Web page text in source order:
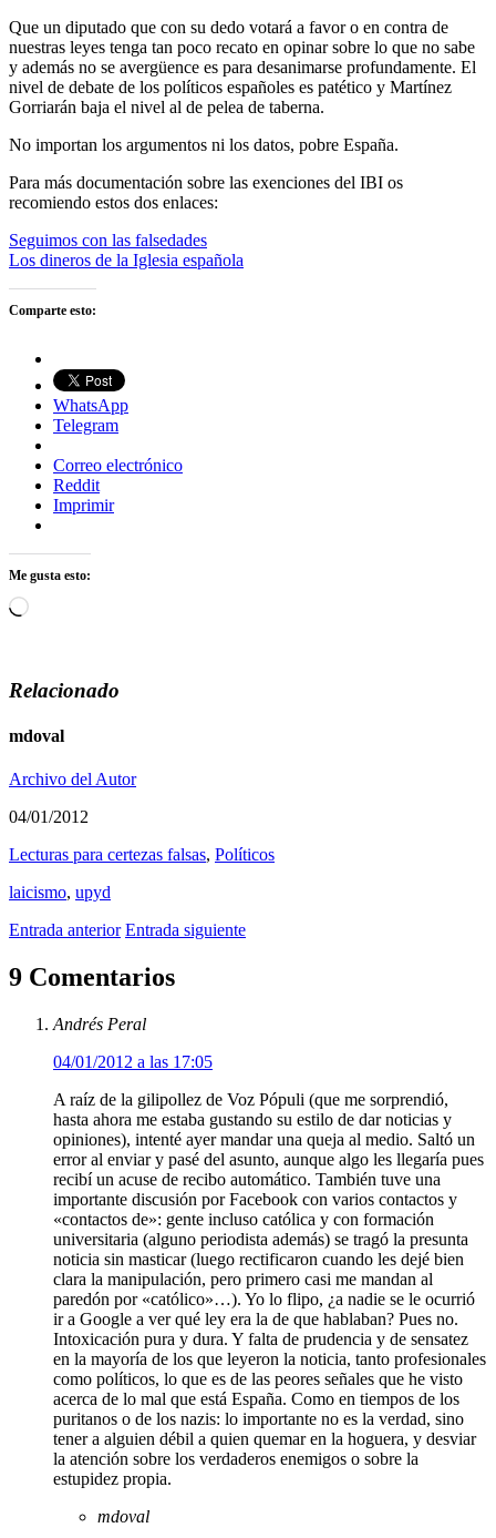
Que un diputado que con su dedo votará a favor o en contra de
nuestras leyes tenga tan poco recato en opinar sobre lo que no sabe
y además no se avergüence es para desanimarse profundamente. El
nivel de debate de los políticos españoles es patético y Martínez
Gorriarán baja el nivel al de pelea de taberna.
No importan los argumentos ni los datos, pobre España.
Para más documentación sobre las exenciones del IBI os
recomiendo estos dos enlaces:
Seguimos con las falsedades
Los dineros de la Iglesia española
Comparte esto:
WhatsApp
Telegram
Correo electrónico
Reddit
Imprimir
Me gusta esto:
Cargando...
Relacionado
mdoval
Archivo del Autor
04/01/2012
Lecturas para certezas falsas, Polí­ticos
laicismo, upyd
Entrada anterior Entrada siguiente
9 Comentarios
Andrés Peral
04/01/2012 a las 17:05
A raíz de la gilipollez de Voz Pópuli (que me sorprendió,
hasta ahora me estaba gustando su estilo de dar noticias y
opiniones), intenté ayer mandar una queja al medio. Saltó un
error al enviar y pasé del asunto, aunque algo les llegaría pues
recibí un acuse de recibo automático. También tuve una
importante discusión por Facebook con varios contactos y
«contactos de»: gente incluso católica y con formación
universitaria (alguno periodista además) se tragó la presunta
noticia sin masticar (luego rectificaron cuando les dejé bien
clara la manipulación, pero primero casi me mandan al
paredón por «católico»…). Yo lo flipo, ¿a nadie se le ocurrió
ir a Google a ver qué ley era la de que hablaban? Pues no.
Intoxicación pura y dura. Y falta de prudencia y de sensatez
en la mayoría de los que leyeron la noticia, tanto profesionales
como políticos, lo que es de las peores señales que he visto
acerca de lo mal que está España. Como en tiempos de los
puritanos o de los nazis: lo importante no es la verdad, sino
tener a alguien débil a quien quemar en la hoguera, y desviar
la atención sobre los verdaderos enemigos o sobre la
estupidez propia.
mdoval